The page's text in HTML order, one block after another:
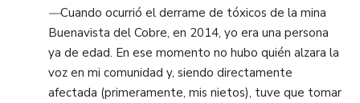
—Cuando ocurrió el derrame de tóxicos de la mina
Buenavista del Cobre, en 2014, yo era una persona
ya de edad. En ese momento no hubo quién alzara la
voz en mi comunidad y, siendo directamente
afectada (primeramente, mis nietos), tuve que tomar